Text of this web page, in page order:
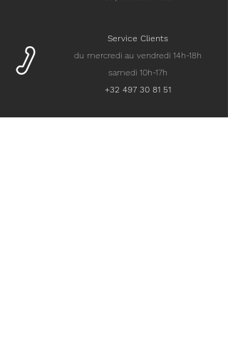
Service Clients
du mercredi au vendredi 14h-18h
samedi 10h-17h
+32 497 30 81 51